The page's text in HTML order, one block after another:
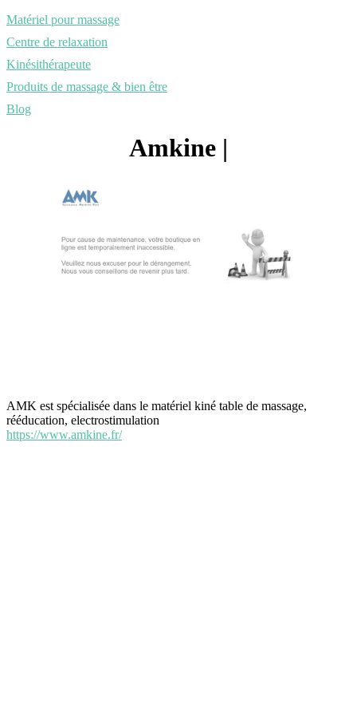
Matériel pour massage
Centre de relaxation
Kinésithérapeute
Produits de massage & bien être
Blog
Amkine |
AMK est spécialisée dans le matériel kiné table de massage,
rééducation, electrostimulation
https://www.amkine.fr/